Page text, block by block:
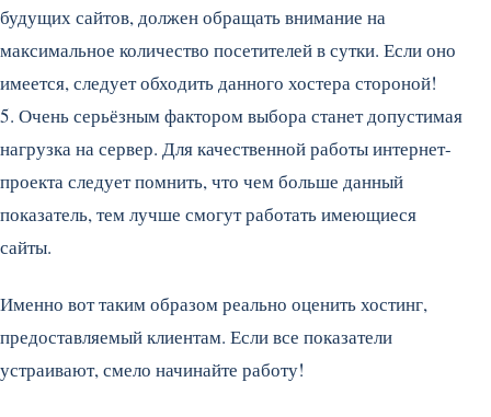
будущих сайтов, должен обращать внимание на
максимальное количество посетителей в сутки. Если оно
имеется, следует обходить данного хостера стороной!
5. Очень серьёзным фактором выбора станет допустимая
нагрузка на сервер. Для качественной работы интернет-
проекта следует помнить, что чем больше данный
показатель, тем лучше смогут работать имеющиеся
сайты.
Именно вот таким образом реально оценить хостинг,
предоставляемый клиентам. Если все показатели
устраивают, смело начинайте работу!